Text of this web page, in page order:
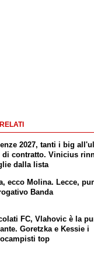
2027, tanti i big
di contratto. Vinicius
dalla lista
ecco Molina. Lecce,
Banda
FC, Vlahovic è la
Goretzka e Kessie i
top